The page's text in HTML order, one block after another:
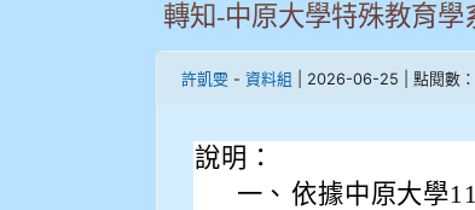
轉知-中原大學特殊教育
許凱雯 -資料組 | 2026-06-25 | 點閱數
說明：
一、 依據中原大學